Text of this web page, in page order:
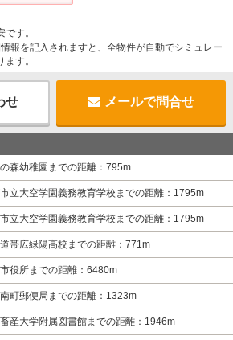
す。
報を記入されますと、全物件が自動でシミュレー
す。
せ メールで問合せ
森幼稚園までの距離：795m
立大空学園義務教育学校までの距離：1795m
立大空学園義務教育学校までの距離：1795m
帯広緑陽高校までの距離：771m
役所までの距離：6480m
町郵便局までの距離：1323m
産大学附属図書館までの距離：1946m